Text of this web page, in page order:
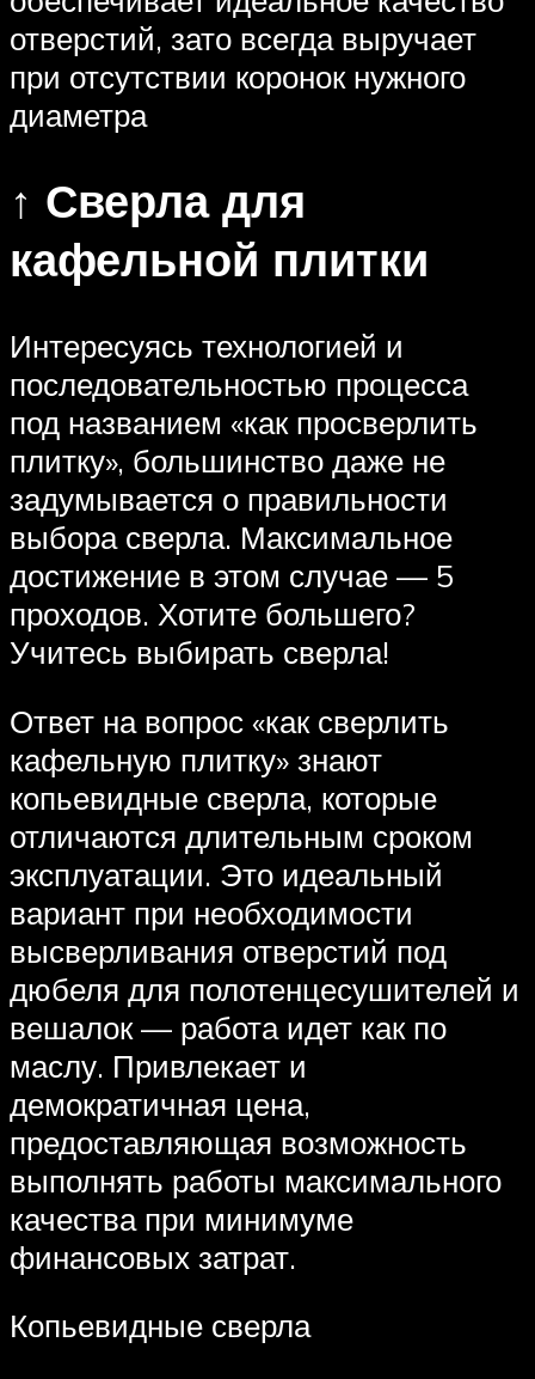
отверстий, зато всегда выручает
при отсутствии коронок нужного
диаметра
↑ Сверла для
кафельной плитки
Интересуясь технологией и
последовательностью процесса
под названием «как просверлить
плитку», большинство даже не
задумывается о правильности
выбора сверла. Максимальное
достижение в этом случае — 5
проходов. Хотите большего?
Учитесь выбирать сверла!
Ответ на вопрос «как сверлить
кафельную плитку» знают
копьевидные сверла, которые
отличаются длительным сроком
эксплуатации. Это идеальный
вариант при необходимости
высверливания отверстий под
дюбеля для полотенцесушителей и
вешалок — работа идет как по
маслу. Привлекает и
демократичная цена,
предоставляющая возможность
выполнять работы максимального
качества при минимуме
финансовых затрат.
Копьевидные сверла